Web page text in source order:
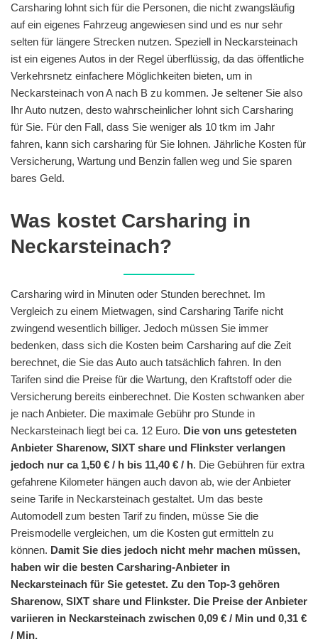
Carsharing lohnt sich für die Personen, die nicht zwangsläufig
auf ein eigenes Fahrzeug angewiesen sind und es nur sehr
selten für längere Strecken nutzen. Speziell in Neckarsteinach
ist ein eigenes Autos in der Regel überflüssig, da das öffentliche
Verkehrsnetz einfachere Möglichkeiten bieten, um in
Neckarsteinach von A nach B zu kommen. Je seltener Sie also
Ihr Auto nutzen, desto wahrscheinlicher lohnt sich Carsharing
für Sie. Für den Fall, dass Sie weniger als 10 tkm im Jahr
fahren, kann sich carsharing für Sie lohnen. Jährliche Kosten für
Versicherung, Wartung und Benzin fallen weg und Sie sparen
bares Geld.
Was kostet Carsharing in
Neckarsteinach?
Carsharing wird in Minuten oder Stunden berechnet. Im
Vergleich zu einem Mietwagen, sind Carsharing Tarife nicht
zwingend wesentlich billiger. Jedoch müssen Sie immer
bedenken, dass sich die Kosten beim Carsharing auf die Zeit
berechnet, die Sie das Auto auch tatsächlich fahren. In den
Tarifen sind die Preise für die Wartung, den Kraftstoff oder die
Versicherung bereits einberechnet. Die Kosten schwanken aber
je nach Anbieter. Die maximale Gebühr pro Stunde in
Neckarsteinach liegt bei ca. 12 Euro. Die von uns getesteten
Anbieter Sharenow, SIXT share und Flinkster verlangen
jedoch nur ca 1,50 € / h bis 11,40 € / h. Die Gebühren für extra
gefahrene Kilometer hängen auch davon ab, wie der Anbieter
seine Tarife in Neckarsteinach gestaltet. Um das beste
Automodell zum besten Tarif zu finden, müsse Sie die
Preismodelle vergleichen, um die Kosten gut ermitteln zu
können. Damit Sie dies jedoch nicht mehr machen müssen,
haben wir die besten Carsharing-Anbieter in
Neckarsteinach für Sie getestet. Zu den Top-3 gehören
Sharenow, SIXT share und Flinkster. Die Preise der Anbieter
variieren in Neckarsteinach zwischen 0,09 € / Min und 0,31 €
/ Min.